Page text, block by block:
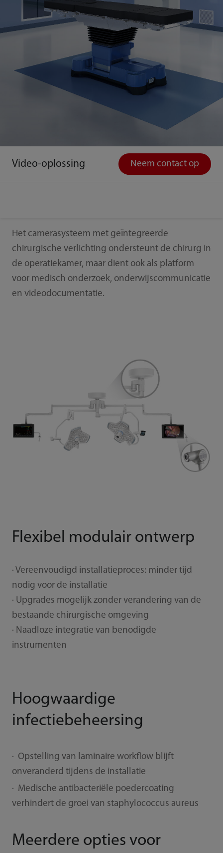
Video-oplossing Neem contact op
Het camerasysteem met geïntegreerde
chirurgische verlichting ondersteunt de chirurg in
de operatiekamer, maar dient ook als platform
voor medisch onderzoek, onderwijscommunicatie
en videodocumentatie.
Flexibel modulair ontwerp
· Vereenvoudigd installatieproces: minder tijd
nodig voor de installatie
· Upgrades mogelijk zonder verandering van de
bestaande chirurgische omgeving
· Naadloze integratie van benodigde
instrumenten
Hoogwaardige
infectiebeheersing
· Opstelling van laminaire workflow blijft
onveranderd tijdens de installatie
· Medische antibacteriële poedercoating
verhindert de groei van staphylococcus aureus
Meerdere opties voor